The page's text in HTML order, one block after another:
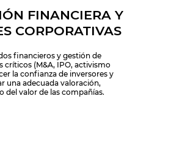
FINANCIERA Y
CORPORATIVAS
financieros y gestión de
(M&A, IPO, activismo
la confianza de inversores y
una adecuada valoración,
del valor de las compañías.